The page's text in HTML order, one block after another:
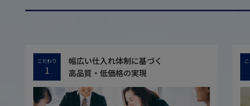
こだわり
1
幅広い仕入れ体制に基づく
高品質・低価格の実現